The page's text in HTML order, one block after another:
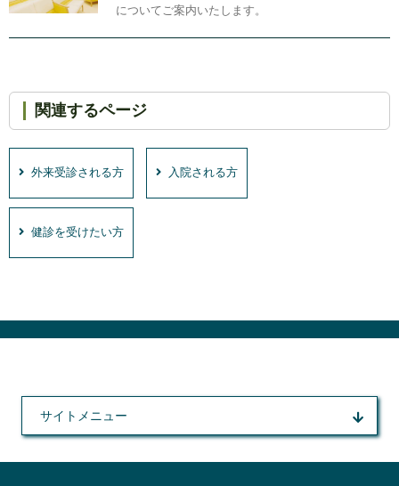
についてご案内いたします。
関連するページ
外来受診される方 入院される方
健診を受けたい方
サイトメニュー